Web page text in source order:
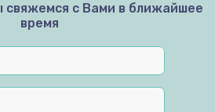
свяжемся с Вами в ближайшее
время